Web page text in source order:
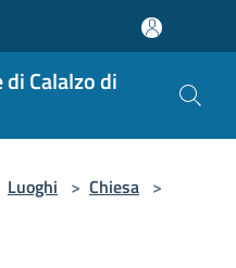
di Calalzo di
Luoghi > Chiesa >